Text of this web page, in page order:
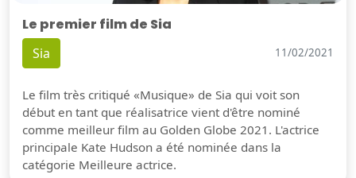
Le premier film de Sia
Sia 11/02/2021
Le film très critiqué «Musique» de Sia qui voit son
début en tant que réalisatrice vient d'être nominé
comme meilleur film au Golden Globe 2021. L'actrice
principale Kate Hudson a été nominée dans la
catégorie Meilleure actrice.